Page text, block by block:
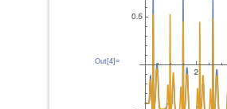
Out[4]=